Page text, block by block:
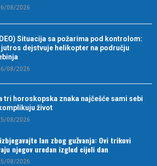
08/2026
Situacija sa požarima pod kontrolom:
jutros dejstvuje helikopter na području
08/2026
tri horoskopska znaka najčešće sami sebi
život
08/2026
lan zbog gužvanja: Ovi trikovi
njegov uredan izgled cijeli dan
08/2026